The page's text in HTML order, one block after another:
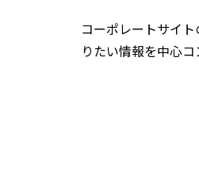
コーポレートサイ
りたい情報を中心